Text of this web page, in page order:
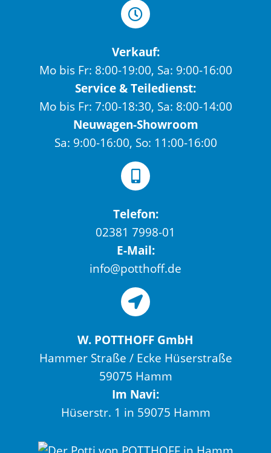
Verkauf:
Mo bis Fr: 8:00-19:00, Sa: 9:00-16:00
Service & Teiledienst:
Mo bis Fr: 7:00-18:30, Sa: 8:00-14:00
Neuwagen-Showroom
Sa: 9:00-16:00, So: 11:00-16:00
Telefon:
02381 7998-01
E-Mail:
info@potthoff.de
W. POTTHOFF GmbH
Hammer Straße / Ecke Hüserstraße
59075 Hamm
Im Navi:
Hüserstr. 1 in 59075 Hamm